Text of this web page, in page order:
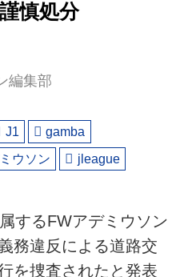
慎処分
編集部
J1
gamba
ウソン jleague
するFWアデミウソン
務違反による道路交
を捜査されたと発表